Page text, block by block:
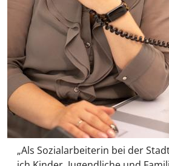
„Als Sozialarbeiterin bei der